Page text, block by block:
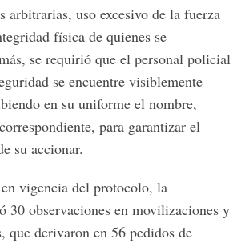
arbitrarias, uso excesivo de la fuerza
física de quienes se
se requirió que el personal policial
se encuentre visiblemente
en su uniforme el nombre,
para garantizar el
su accionar.
vigencia del protocolo, la
30 observaciones en movilizaciones y
que derivaron en 56 pedidos de